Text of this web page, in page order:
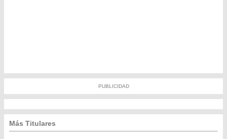
PUBLICIDAD
Más Titulares